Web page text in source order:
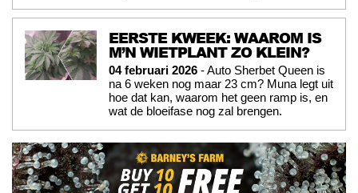
EERSTE KWEEK: WAAROM IS
M’N WIETPLANT ZO KLEIN?
04 februari 2026 - Auto Sherbet Queen is
na 6 weken nog maar 23 cm? Muna legt uit
hoe dat kan, waarom het geen ramp is, en
wat de bloeifase nog zal brengen.